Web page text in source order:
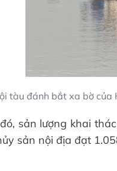
tàu đánh bắt xa bờ của
sản lượng khai
sản nội địa đạt